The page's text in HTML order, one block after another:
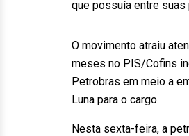
que possuía entre
O movimento atraiu
meses no PIS/Cofins
Petrobras em meio a
Luna para o cargo.
Nesta sexta-feira, a